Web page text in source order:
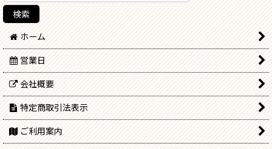
ホーム
営業日
会社概要
特定商取引法表示
ご利用案内